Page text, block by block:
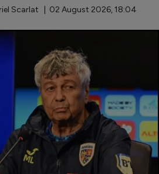
Scarlat | 02 August 2026, 18:04